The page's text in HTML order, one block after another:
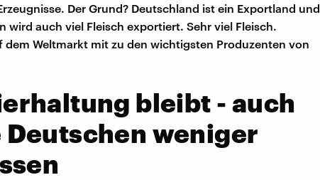
Der Grund? Deutschland ist ein Exportland und
wird auch viel Fleisch exportiert. Sehr viel Fleisch.
dem Weltmarkt mit zu den wichtigsten Produzenten von
bleibt - auch
Deutschen weniger